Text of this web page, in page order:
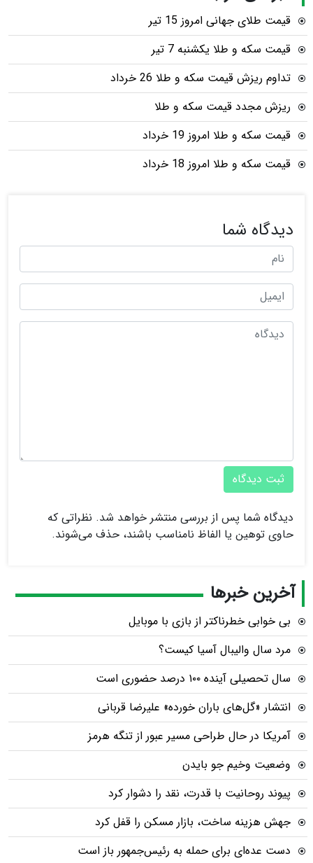
قیمت طلای جهانی امروز 15 تیر
قیمت سکه و طلا یکشنبه 7 تیر
تداوم ریزش قیمت سکه و طلا 26 خرداد
ریزش مجدد قیمت سکه و طلا
قیمت سکه و طلا امروز 19 خرداد
قیمت سکه و طلا امروز 18 خرداد
دیدگاه شما
ثبت دیدگاه
دیدگاه شما پس از بررسی منتشر خواهد شد. نظراتی که
حاوی توهین یا الفاظ نامناسب باشند، حذف می‌شوند.
آخرین خبرها
بی خوابی خطرناکتر از بازی با موبایل
مرد سال والیبال آسیا کیست؟
سال تحصیلی آینده ۱۰۰ درصد حضوری است
انتشار «گل‌های باران خورده» علیرضا قربانی
آمریکا در حال طراحی مسیر عبور از تنگه هرمز
وضعیت وخیم جو بایدن
پیوند روحانیت با قدرت، نقد را دشوار کرد
جهش هزینه ساخت، بازار مسکن را قفل کرد
دست عده‌ای برای حمله به رئیس‌جمهور باز است